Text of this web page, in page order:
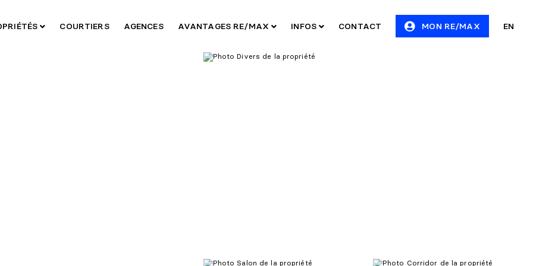
COURTIERS AGENCES AVANTAGES RE/MAX INFOS CONTACT MON RE/MAX EN